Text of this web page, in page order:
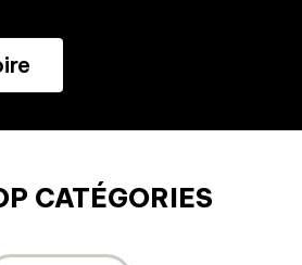
CATÉGORIES